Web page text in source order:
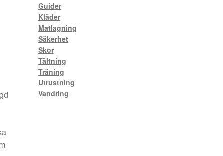
Guider
Kläder
Matlagning
Säkerhet
Skor
Tältning
Träning
Utrustning
Vandring